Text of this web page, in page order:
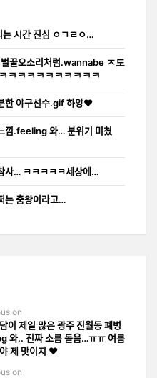
시간 진심 ㅇㄱㄹㅇ…
벌꿀오소리처럼.wannabe ㅈ도
ㅋㅋㅋㅋㅋㅋㅋㅋㅋㅋㅋㅋ
야구선수.gif 하앙❤️
느낌.feeling 와… 분위기 미쳤
ㅋㅋㅋㅋㅋ세상에…
춤왕이라고…
on
제일 많은 광주 진월동 폐병
와.. 진짜 소름 돋음…ㅠㅠ 여름
제 맛이지 ❤️
on